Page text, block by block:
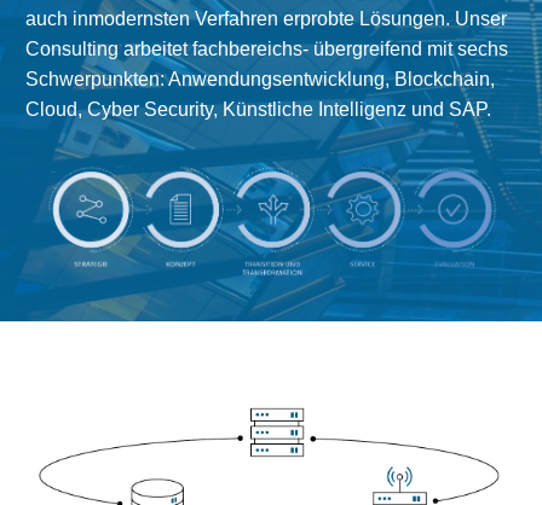
auch inmodernsten Verfahren erprobte Lösungen. Unser
Consulting arbeitet fachbereichs- übergreifend mit sechs
Schwerpunkten: Anwendungsentwicklung, Blockchain,
Cloud, Cyber Security, Künstliche Intelligenz und SAP.